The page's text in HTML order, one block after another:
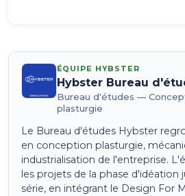
ÉQUIPE HYBSTER
Hybster Bureau
Bureau d'études —
plasturgie
Le Bureau d'études Hybster
en conception plasturgie,
industrialisation de l'entreprise.
les projets de la phase d'idéation
série, en intégrant le Design For